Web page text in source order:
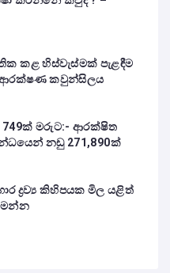
කළ හිස්වැස්මක් පැළඳීම
ආරක්ෂණ කවුන්සිලය
මරුට:- ආරක්ෂිත
නඩු 271,890ක්
ද්‍රව්‍ය කිහිපයක මිල යළිත්